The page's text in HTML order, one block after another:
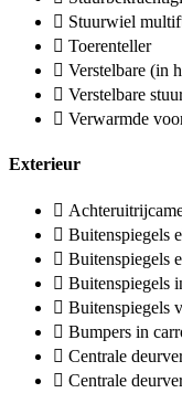
Stuurwiel
Toerenteller
Verstelbare (in
Verstelbare
Verwarmde
Exterieur
Buitenspiegels
Buitenspiegels
Buitenspiegels
Buitenspiegels
Bumpers in
Centrale
Centrale